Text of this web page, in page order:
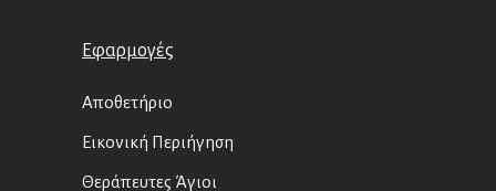
Εφαρμογές
Αποθετήριο
Εικονική Περιήγηση
Θεράπευτες Άγιοι